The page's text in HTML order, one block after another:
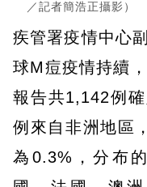
／記者簡浩正攝影）
疾管署疫情中心
球M痘疫情持續
報告共1,142例
例來自非洲地區
為0.3%，分布